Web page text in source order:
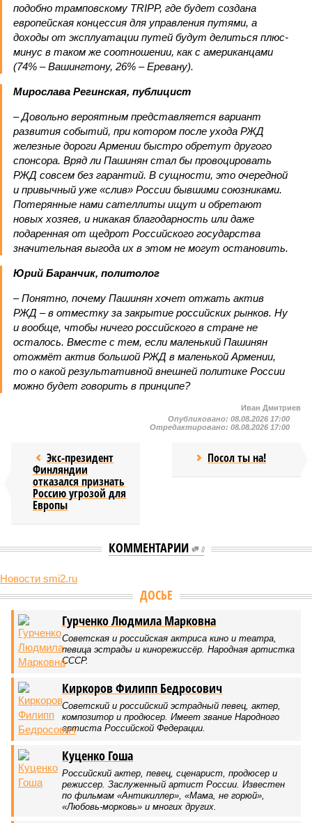
подобно трамповскому TRIPP, где будет создана
европейская концессия для управления путями, а
доходы от эксплуатации путей будут делиться плюс-
минус в таком же соотношении, как с американцами
(74% – Вашингтону, 26% – Еревану).
Мирослава Регинская, публицист
– Довольно вероятным представляется вариант
развития событий, при котором после ухода РЖД
железные дороги Армении быстро обретут другого
спонсора. Вряд ли Пашинян стал бы провоцировать
РЖД совсем без гарантий. В сущности, это очередной
и привычный уже «слив» России бывшими союзниками.
Потерянные нами сателлиты ищут и обретают
новых хозяев, и никакая благодарность или даже
подаренная от щедрот Российского государства
значительная выгода их в этом не могут остановить.
Юрий Баранчик, политолог
– Понятно, почему Пашинян хочет отжать актив
РЖД – в отместку за закрытие российских рынков. Ну
и вообще, чтобы ничего российского в стране не
осталось. Вместе с тем, если маленький Пашинян
отожмёт актив большой РЖД в маленькой Армении,
то о какой результативной внешней политике России
можно будет говорить в принципе?
Иван Дмитриев
Опубликовано: 08.08.2026 17:00
Отредактировано: 08.08.2026 17:00
Экс-президент
Финляндии
отказался признать
Россию угрозой для
Европы
Посол ты на!
КОММЕНТАРИИ 0
Новости smi2.ru
В нескольких станциях от уже сданного
«Сказочного леса» пайщики ЖК «Станция Л» продолжают ждать от
компании Capital Group начала реальной достройки
В нескольких станциях от уже сданного «Сказочного
леса» пайщики ЖК «Станция Л» продолжают ждать от
компании Capital Group начала реальной достройки
«Станция ожидания» для дольщиков